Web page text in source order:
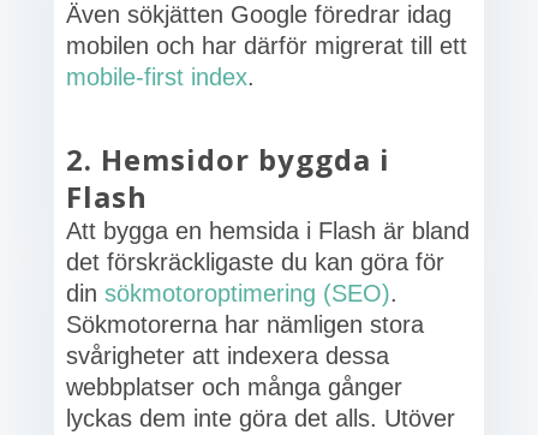
Även sökjätten Google föredrar idag
mobilen och har därför migrerat till ett
mobile-first index.
2. Hemsidor byggda i
Flash
Att bygga en hemsida i Flash är bland
det förskräckligaste du kan göra för
din sökmotoroptimering (SEO).
Sökmotorerna har nämligen stora
svårigheter att indexera dessa
webbplatser och många gånger
lyckas dem inte göra det alls. Utöver